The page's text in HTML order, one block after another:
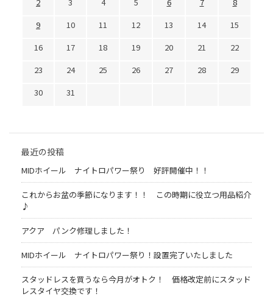
9
10 11 12 13 14
15
16
17 18 19 20 21
22
23
24 25 26 27 28
29
30
31
最近の投稿
MIDホイール ナイトロパワー祭り 好評開催中！！
これからお盆の季節になります！！ この時期に役立つ用品紹介
♪
アクア パンク修理しました！
MIDホイール ナイトロパワー祭り！設置完了いたしました
スタッドレスを買うなら今月がオトク！ 価格改定前にスタッド
レスタイヤ交換です！